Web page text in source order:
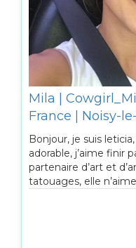
Mila |
France | Noisy-
Bonjour, je suis
adorable, j’aime finir
partenaire d’art et
tatouages, elle